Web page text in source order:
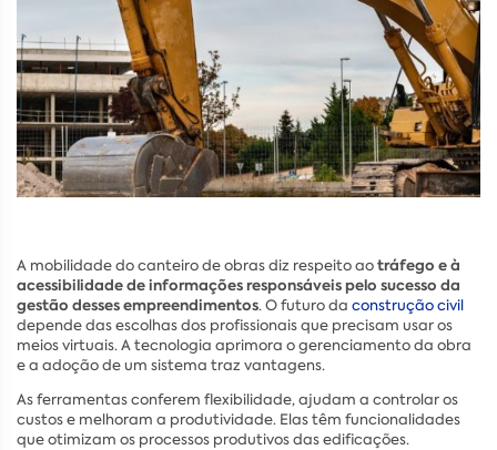
A mobilidade do canteiro de obras diz respeito aotráfego e à
acessibilidade de informações responsáveis pelo sucesso da
gestão desses empreendimentos. O futuro da construção civil
depende das escolhas dos profissionais que precisam usar os
meios virtuais. A tecnologia aprimora o gerenciamento da obra
e a adoção de um sistema traz vantagens.
As ferramentas conferem flexibilidade, ajudam a controlar os
custos e melhoram a produtividade. Elas têm funcionalidades
que otimizam os processos produtivos das edificações.